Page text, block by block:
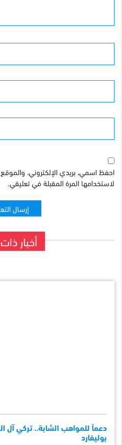
احفظ اسمي، بريدي الإلكتروني،
لاستخدامها المرة المقبلة في تعليقي.
أخبار
دعماً للمواهب الشابة.. تركي
بوليفارد